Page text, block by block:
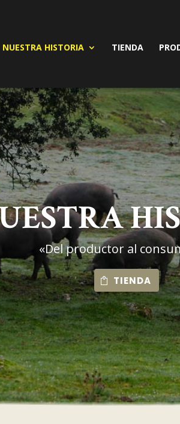
NUESTRA HISTORIA TIENDA
«Del productor al
TIENDA